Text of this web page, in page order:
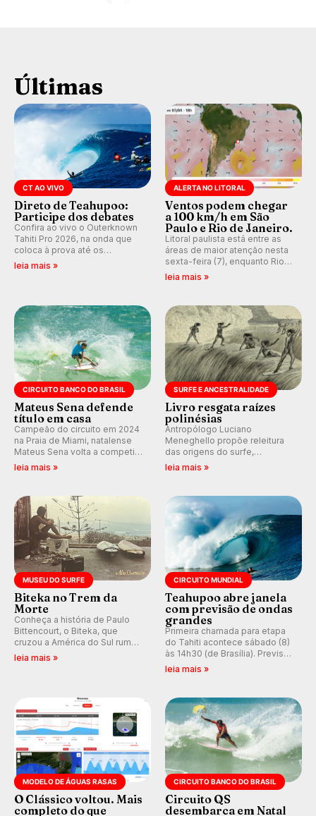
Últimas
CT AO VIVO
Direto de Teahupoo:
Participe dos debates
Confira ao vivo o Outerknown
Tahiti Pro 2026, na onda que
coloca à prova até os
melhores surfistas do mundo.
etapas da WSL.
leia mais »
ALERTA NO LITORAL
Ventos podem chegar
a 100 km/h em São
Paulo e Rio de Janeiro.
Litoral paulista está entre as
áreas de maior atenção nesta
sexta-feira (7), enquanto Rio
de Janeiro também recebe
km/h em Itanhaém.
leia mais »
CIRCUITO BANCO DO BRASIL
Mateus Sena defende
título em casa
Campeão do circuito em 2024
na Praia de Miami, natalense
Mateus Sena volta a competir
em casa em busca de manter a
leia mais »
SURFE E ANCESTRALIDADE
Livro resgata raízes
polinésias
Antropólogo Luciano
Meneghello propõe releitura
das origens do surfe,
resgatando a cultura polinésia
prática em esporte e indústria.
leia mais »
MUSEU DO SURFE
Biteka no Trem da
Morte
Conheça a história de Paulo
Bittencourt, o Biteka, que
cruzou a América do Sul rumo
ao Pacífico em uma jornada
leia mais »
CIRCUITO MUNDIAL
Teahupoo abre janela
com previsão de ondas
grandes
Primeira chamada para etapa
do Tahiti acontece sábado (8)
às 14h30 (de Brasília). Previsão
indica swell consistente.
Kelly Slater convidado.
leia mais »
MODELO DE ÁGUAS RASAS
O Clássico voltou. Mais
completo do que
CIRCUITO BANCO DO BRASIL
Circuito QS
desembarca em Natal